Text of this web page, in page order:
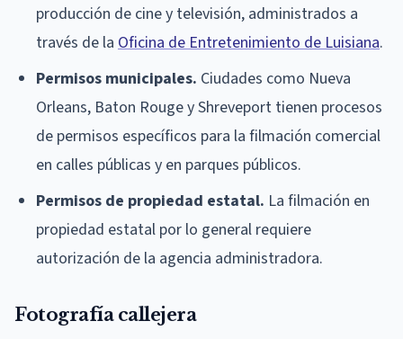
producción de cine y televisión, administrados a
través de la Oficina de Entretenimiento de Luisiana.
Permisos municipales. Ciudades como Nueva
Orleans, Baton Rouge y Shreveport tienen procesos
de permisos específicos para la filmación comercial
en calles públicas y en parques públicos.
Permisos de propiedad estatal. La filmación en
propiedad estatal por lo general requiere
autorización de la agencia administradora.
Fotografía callejera